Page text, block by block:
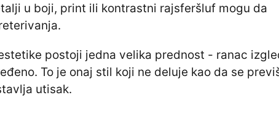
u boji, print ili kontrastni rajsferšluf mogu da
postoji jedna velika prednost - ranac
To je onaj stil koji ne deluje kao da se
utisak.